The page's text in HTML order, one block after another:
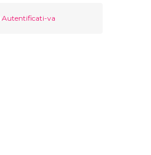
Autentificati-va